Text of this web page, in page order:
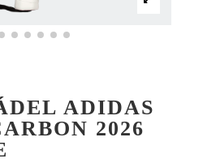
ADIDAS
2026